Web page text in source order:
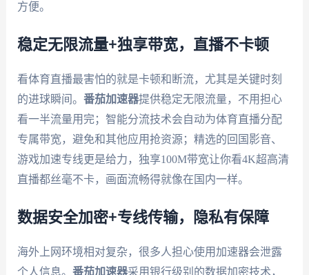
方便。
稳定无限流量+独享带宽，直播不卡顿
看体育直播最害怕的就是卡顿和断流，尤其是关键时刻
的进球瞬间。 番茄加速器提供稳定无限流量，不用担心
看一半流量用完；智能分流技术会自动为体育直播分配
专属带宽，避免和其他应用抢资源；精选的回国影音、
游戏加速专线更是给力，独享100M带宽让你看4K超高清
直播都丝毫不卡，画面流畅得就像在国内一样。
数据安全加密+专线传输，隐私有保障
海外上网环境相对复杂，很多人担心使用加速器会泄露
个人信息。 番茄加速器采用银行级别的数据加密技术，